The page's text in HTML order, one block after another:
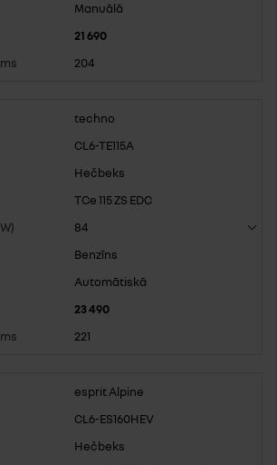
Manuālā
21 690
204
techno
CL6-TE115A
Hečbeks
TCe 115 ZS EDC
84
Benzīns
Automātiskā
23 490
221
esprit Alpine
CL6-ES160HEV
Hečbeks